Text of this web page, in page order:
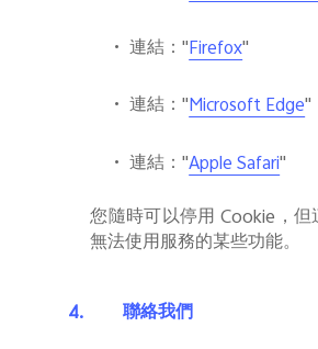
• 連結："Firefox"
• 連結："Microsoft Edge"
• 連結："Apple Safari"
您隨時可以停用 Cookie ，
無法使用服務的某些功能。
4.
聯絡我們